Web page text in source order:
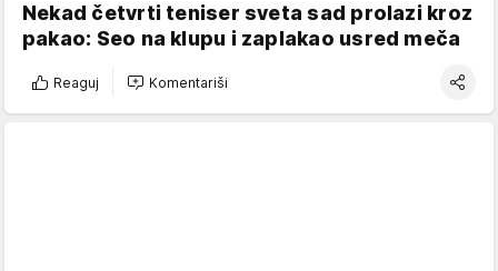
Nekad četvrti teniser sveta sad prolazi kroz
pakao: Seo na klupu i zaplakao usred meča
Reaguj Komentariši